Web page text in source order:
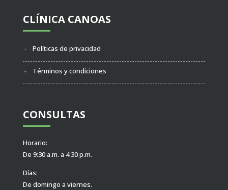
CLÍNICA CANOAS
Políticas de privacidad
Términos y condiciones
CONSULTAS
Horario:
De 9:30 a.m. a 4:30 p.m.
Días:
De domingo a viernes.